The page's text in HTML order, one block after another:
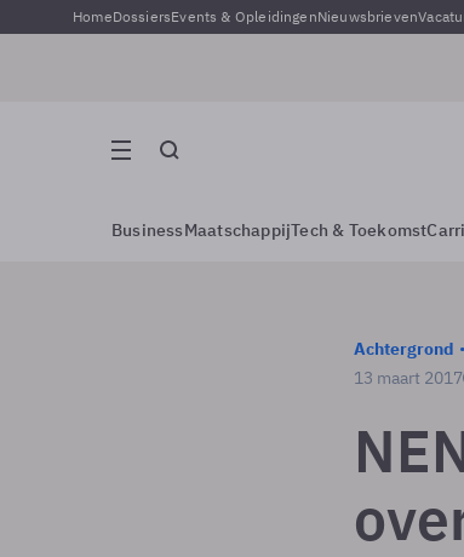
HomeDossiersEvents & OpleidingenNieuwsbrieven
BusinessMaatschappijTech & Toekomst
Achtergrond
13 maart 2017